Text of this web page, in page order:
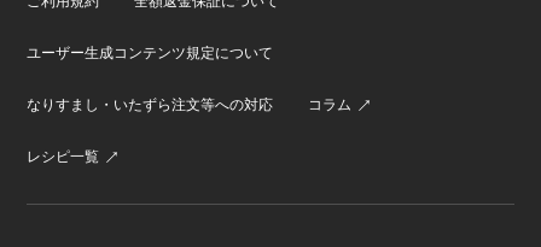
ユーザー生成コンテンツ規定について
なりすまし・いたずら注文等への対応 コラム
レシピ一覧